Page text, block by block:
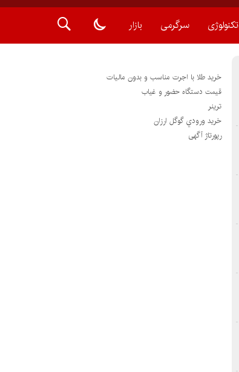
تکنولوژی سرگرمی بازار
خرید طلا با اجرت مناسب و بدون مالیات
قیمت دستگاه حضور و غیاب
ترينر
خريد ورودي گوگل ارزان
رپورتاژ آگهی